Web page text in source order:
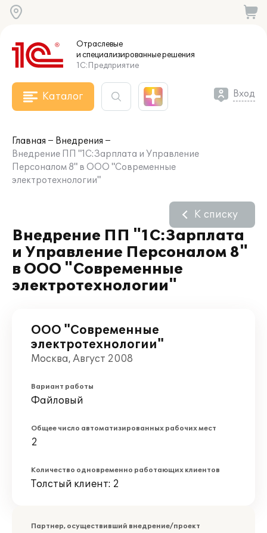
Отраслевые
и специализированныерешения
1С:Предприятие
Каталог Вход
Главная
Внедрения
Внедрение ПП "1С:Зарплата и Управление
Персоналом 8" в ООО "Современные
электротехнологии"
Внедрение ПП "1С:Зарплата
и Управление Персоналом 8"
в ООО "Современные
электротехнологии"
К списку
ООО "Современные
электротехнологии"
Москва, Август 2008
Вариант работы
Файловый
Общее число автоматизированных рабочих мест
2
Количество одновременно работающих клиентов
Толстый клиент: 2
Партнер, осуществивший внедрение/проект